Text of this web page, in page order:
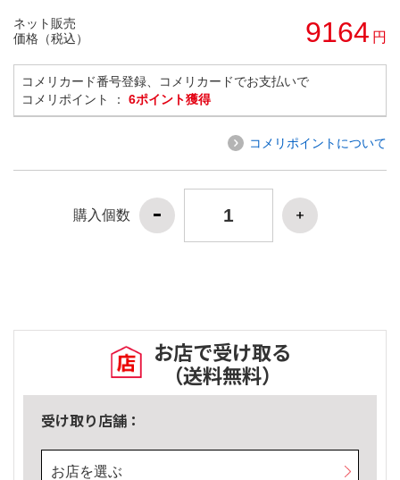
ネット販売
価格（税込）
9164 円
コメリカード番号登録、コメリカードでお支払いで
コメリポイント ： 6ポイント獲得
コメリポイントについて
購入個数
お店で受け取る
（送料無料）
受け取り店舗：
お店を選ぶ